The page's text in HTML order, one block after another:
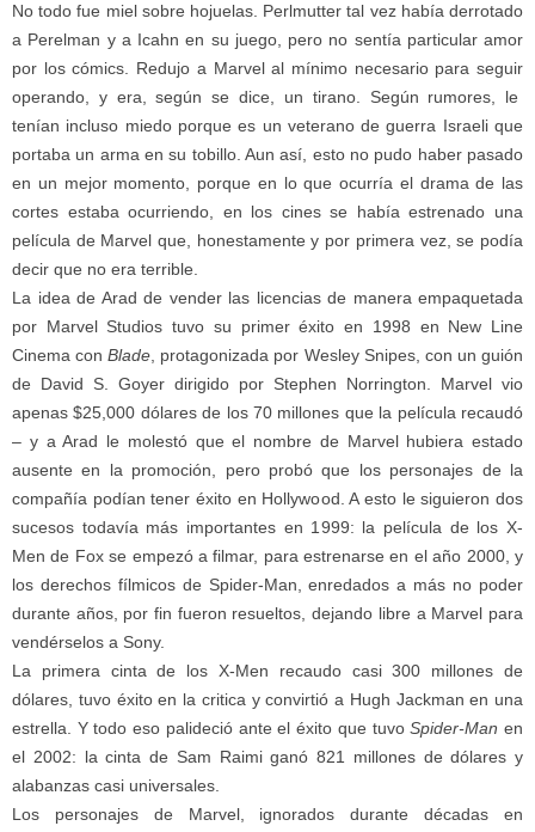
No todo fue miel sobre hojuelas. Perlmutter tal vez había derrotado
a Perelman y a Icahn en su juego, pero no sentía particular amor
por los cómics. Redujo a Marvel al mínimo necesario para seguir
operando, y era, según se dice, un tirano. Según rumores, le
tenían incluso miedo porque es un veterano de guerra Israeli que
portaba un arma en su tobillo. Aun así, esto no pudo haber pasado
en un mejor momento, porque en lo que ocurría el drama de las
cortes estaba ocurriendo, en los cines se había estrenado una
película de Marvel que, honestamente y por primera vez, se podía
decir que no era terrible.
La idea de Arad de vender las licencias de manera empaquetada
por Marvel Studios tuvo su primer éxito en 1998 en New Line
Cinema conBlade , protagonizada por Wesley Snipes, con un guión
de David S. Goyer dirigido por Stephen Norrington. Marvel vio
apenas $25,000 dólares de los 70 millones que la película recaudó
– y a Arad le molestó que el nombre de Marvel hubiera estado
ausente en la promoción, pero probó que los personajes de la
compañía podían tener éxito en Hollywood. A esto le siguieron dos
sucesos todavía más importantes en 1999: la película de los X-
Men de Fox se empezó a filmar, para estrenarse en el año 2000, y
los derechos fílmicos de Spider-Man, enredados a más no poder
durante años, por fin fueron resueltos, dejando libre a Marvel para
vendérselos a Sony.
La primera cinta de los X-Men recaudo casi 300 millones de
dólares, tuvo éxito en la critica y convirtió a Hugh Jackman en una
estrella. Y todo eso palideció ante el éxito que tuvoSpider-Man en
el 2002: la cinta de Sam Raimi ganó 821 millones de dólares y
alabanzas casi universales.
Los personajes de Marvel, ignorados durante décadas en